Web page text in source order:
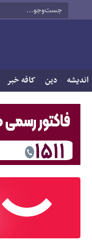
اندیشه دین کافه خبر